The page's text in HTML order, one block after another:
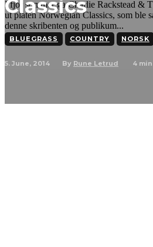
Classics
BLUEGRASS COUNTRY NORSK
5. June, 2014 By Rune Letrud 4
I fjor sommer ga Charlie Rackstead &
ut platen Norwegian Classics, som ble
denne skribenten og publikum...